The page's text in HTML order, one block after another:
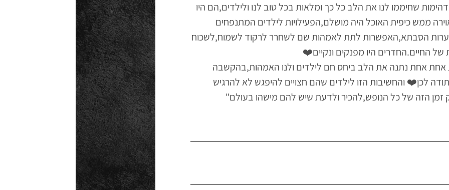
שחיממו לנו את הלב כל כך ומלאות בכל טוב לנו ולילדים,הם היו
ממש כיפית האוכל היה מושלם,הפעילויות לילדים המתנפחים
הסבתא,האפשרות לתת לאמהות שם לשחרר לרקוד לשמוח,לשכוח
של החיים.החדרים היו מפנקים ונקיים❤️
אחת נתנה את הלב ביחס חם לילדים ולנו האמהות,בהקשבה
לכן❤️ והחשיבות הזו לילדים שהם חצויים להיפגש לא להרגיש
זמן הזה של כל הנופש,להכיר ולדעת שיש להם מישהו בעולם"